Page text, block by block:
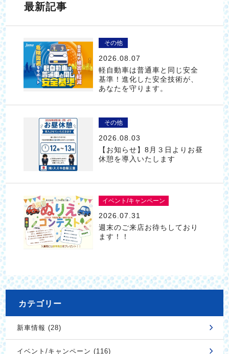
最新記事
その他
2026.08.07
軽自動車は普通車と同じ安全
基準！進化した安全技術が、
あなたを守ります。
その他
2026.08.03
【お知らせ】8月３日よりお昼
休憩を導入いたします
イベント/キャンペーン
2026.07.31
週末のご来店お待ちしており
ます！！
カテゴリー
新車情報 (28)
イベント/キャンペーン (116)